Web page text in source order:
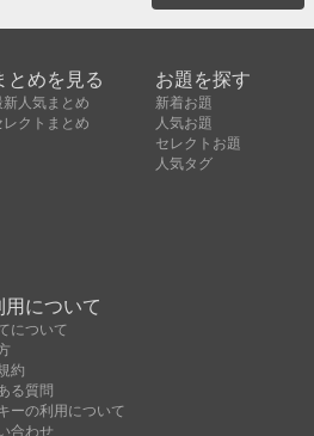
とめを見る
新人気まとめ
レクトまとめ
お題を探す
新着お題
人気お題
セレクトお題
人気タグ
用について
について
約
る質問
ーの利用について
合わせ